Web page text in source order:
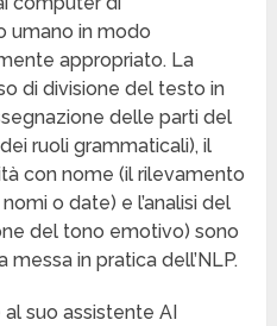
umano in modo
appropriato. La
di divisione del testo in
delle parti del
ruoli grammaticali), il
con nome (il rilevamento
o date) e l’analisi del
del tono emotivo) sono
in pratica dell’NLP.
suo assistente AI